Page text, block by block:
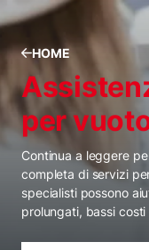
HOME
per
Continua a leggere
completa di servizi
specialisti possono
prolungati, bassi